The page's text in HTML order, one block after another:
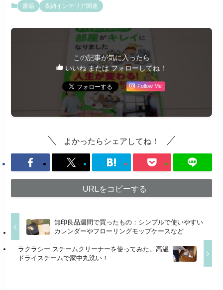
書籍 収納インテリア関連
この記事が気に入ったら
いいね または フォローしてね！
Follow Me
よかったらシェアしてね！
URLをコピーする
無印良品週間で買ったもの：シンプルで使いやすい
カレンダーやフローリングモップケースなど
ラクラシー スチームクリーナーを使ってみた。高温
ドライスチームで家中丸洗い！